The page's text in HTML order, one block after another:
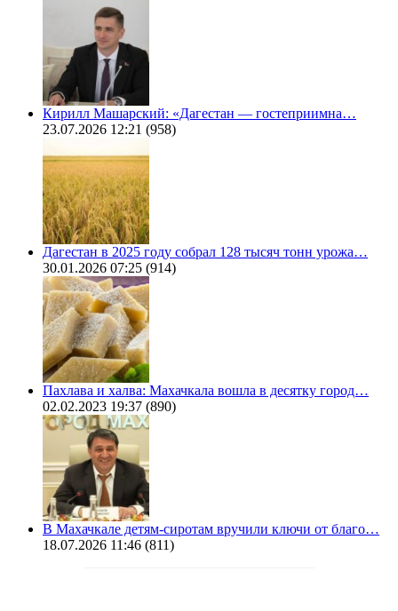
Кирилл Машарский: «Дагестан — гостеприимна…
23.07.2026 12:21 (958)
Дагестан в 2025 году собрал 128 тысяч тонн урожа…
30.01.2026 07:25 (914)
Пахлава и халва: Махачкала вошла в десятку город…
02.02.2023 19:37 (890)
В Махачкале детям-сиротам вручили ключи от благо…
18.07.2026 11:46 (811)